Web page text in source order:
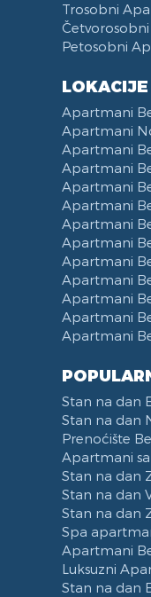
Trosobni
Petosobni
LOKACIJE
Apartmani
Apartmani
Apartmani
Apartmani
Apartmani
Apartmani
Apartmani
Apartmani
Apartmani
Apartmani
Apartmani
Apartmani
Apartmani
Stan na dan
Stan na dan
Prenoćište
Apartmani
Stan na dan
Stan na dan
Stan na dan
Spa
Apartmani
Luksuzni
Stan na dan